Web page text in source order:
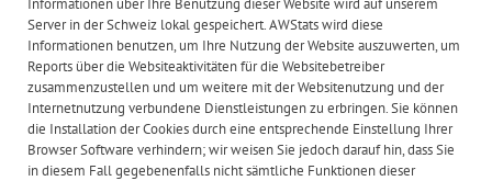
Informationen über Ihre Benutzung dieser Website wird auf unserem
Server in der Schweiz lokal gespeichert. AWStats wird diese
Informationen benutzen, um Ihre Nutzung der Website auszuwerten, um
Reports über die Websiteaktivitäten für die Websitebetreiber
zusammenzustellen und um weitere mit der Websitenutzung und der
Internetnutzung verbundene Dienstleistungen zu erbringen. Sie können
die Installation der Cookies durch eine entsprechende Einstellung Ihrer
Browser Software verhindern; wir weisen Sie jedoch darauf hin, dass Sie
in diesem Fall gegebenenfalls nicht sämtliche Funktionen dieser